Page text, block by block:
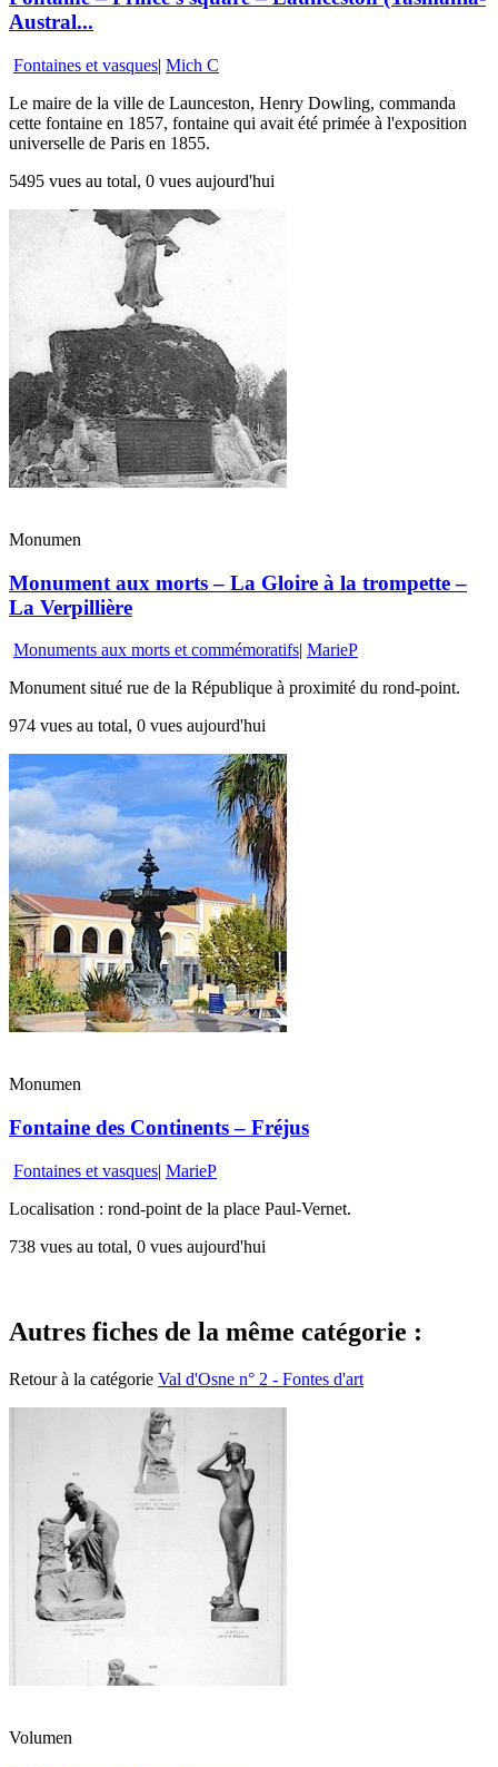
Austral...
Fontaines et vasques| Mich C
Le maire de la ville de Launceston, Henry Dowling, commanda
cette fontaine en 1857, fontaine qui avait été primée à l'exposition
universelle de Paris en 1855.
5495 vues au total, 0 vues aujourd'hui
Monumen
Monument aux morts – La Gloire à la trompette –
La Verpillière
Monuments aux morts et commémoratifs MarieP
Monument situé rue de la République à proximité du rond-point.
974 vues au total, 0 vues aujourd'hui
Monumen
Fontaine des Continents – Fréjus
Fontaines et vasques| MarieP
Localisation : rond-point de la place Paul-Vernet.
738 vues au total, 0 vues aujourd'hui
Autres fiches de la même catégorie :
Retour à la catégorie Val d'Osne n° 2 - Fontes d'art
Volumen